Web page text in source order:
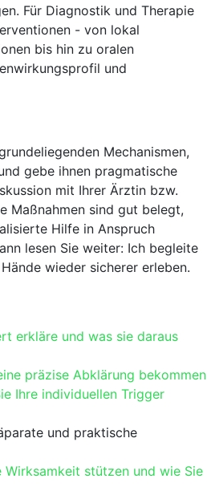
Für Diagnostik und Therapie
-‌ von lokal
bis hin‌ zu oralen
und
Mechanismen,
gebe⁣ ihnen pragmatische
mit Ihrer Ärztin bzw.
Maßnahmen sind ‌gut belegt,
Hilfe ⁣in Anspruch
lesen​ Sie weiter:⁤ Ich begleite
wieder ‍sicherer erleben.
erkläre und was sie​ daraus
‌präzise⁣ Abklärung bekommen
​Ihre individuellen Trigger
und praktische
stützen und wie Sie